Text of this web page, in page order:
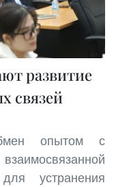
развитие
связей
опытом с
устранения